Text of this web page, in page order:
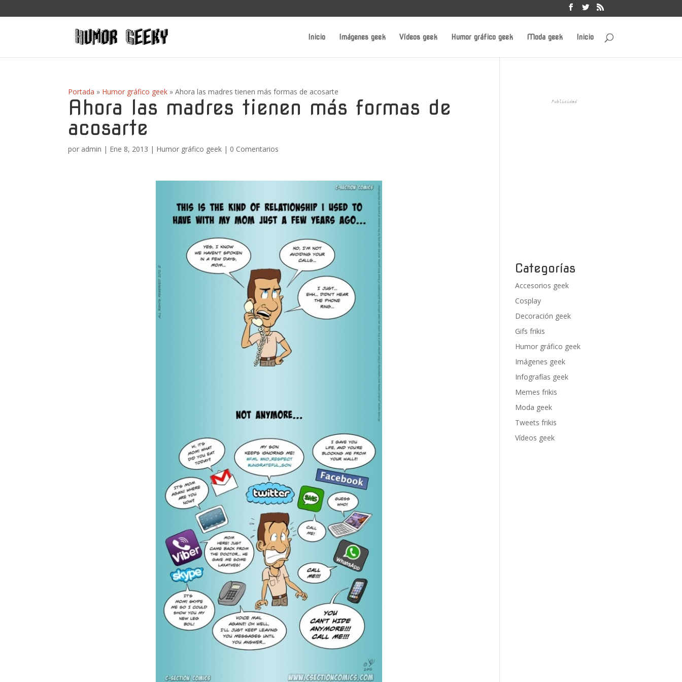
Inicio Imágenes geek Vídeos geek Humor gráfico geek Moda geek Inicio
Portada » Humor gráfico geek »Ahora las madres tienen más formas de acosarte
Ahora las madres tienen más formas de
acosarte
por admin | Ene 8, 2013 | Humor gráfico geek | 0 Comentarios
Publicidad
Categorías
Accesorios geek
Cosplay
Decoración geek
Gifs frikis
Humor gráfico geek
Imágenes geek
Infografías geek
Memes frikis
Moda geek
Tweets frikis
Vídeos geek